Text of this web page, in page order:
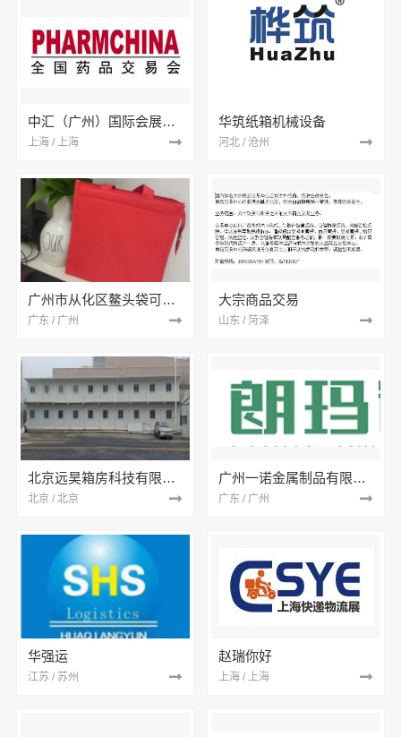
中汇（广州）国际会展有限公司
上海 / 上海
华筑纸箱机械设备
河北 / 沧州
广州市从化区鳌头袋可爱无纺布
广东 / 广州
大宗商品交易
山东 / 菏泽
北京远昊箱房科技有限公司
北京 / 北京
广州一诺金属制品有限公司
广东 / 广州
华强运
江苏 / 苏州
赵瑞你好
上海 / 上海